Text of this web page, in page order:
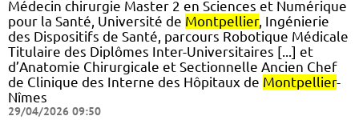
Médecin chirurgie Master 2 en Sciences et Numérique
pour la Santé, Université de Montpellier, Ingénierie
des Dispositifs de Santé, parcours Robotique Médicale
Titulaire des Diplômes Inter-Universitaires [...] et
d’Anatomie Chirurgicale et Sectionnelle Ancien Chef
de Clinique des Interne des Hôpitaux de Montpellier-
Nîmes
29/04/2026 09:50